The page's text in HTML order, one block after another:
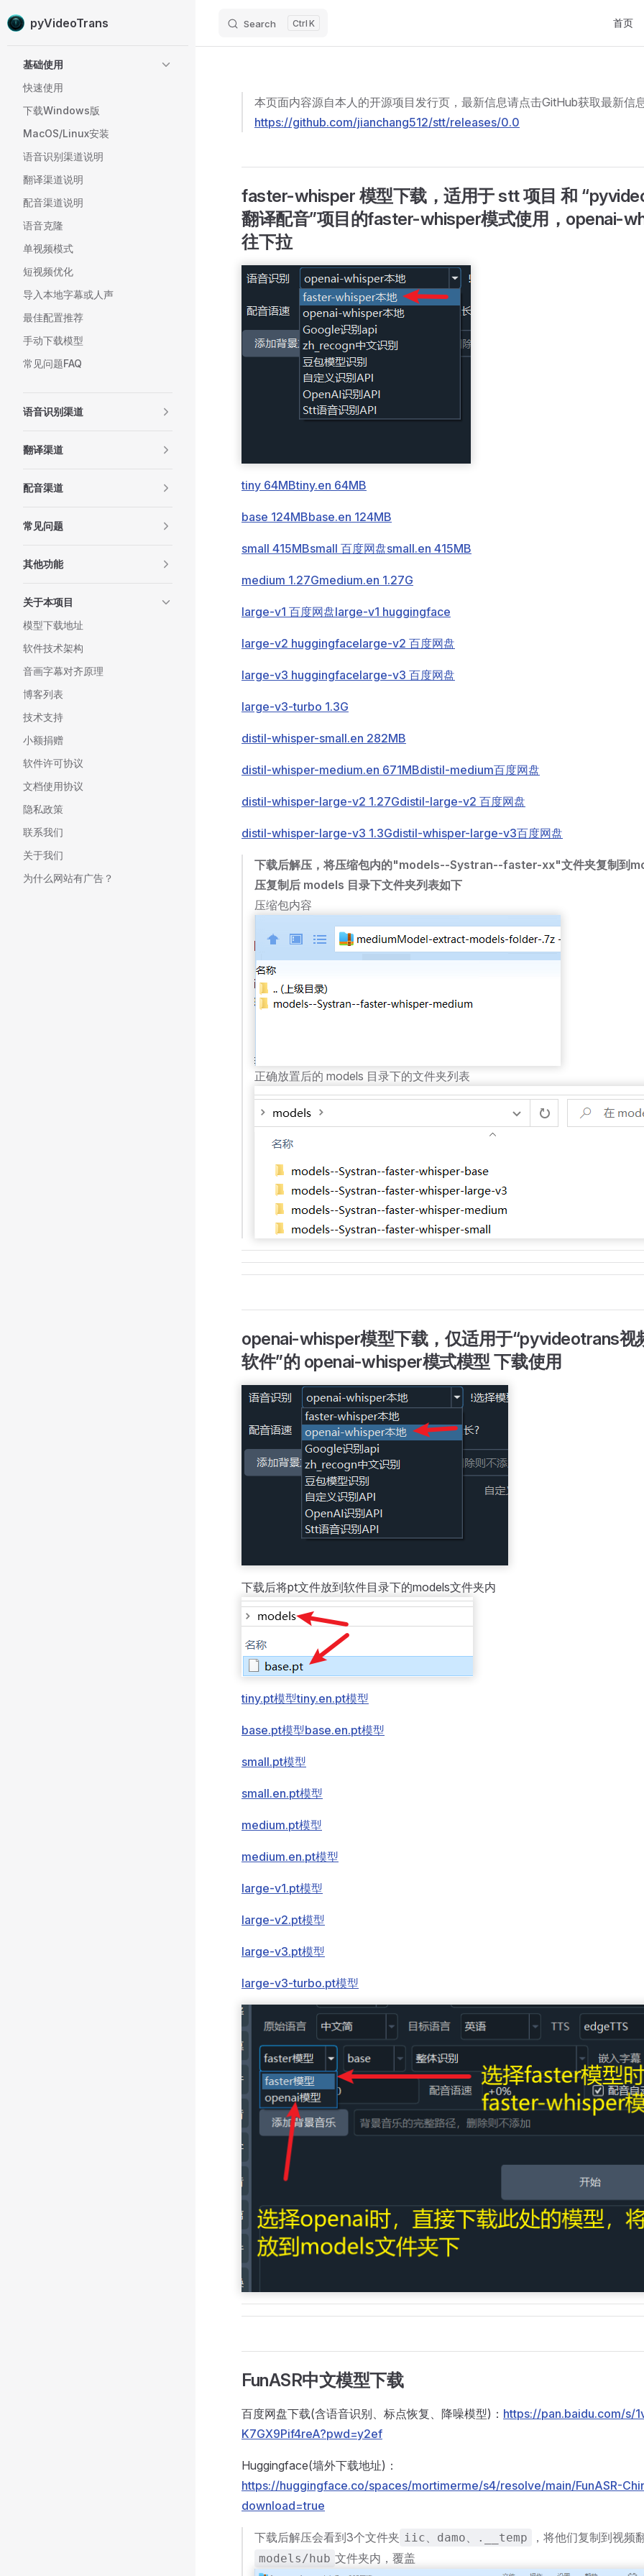
Skip to content
pyVideoTrans Search K 首页
基础使用
快速使用
下载Windows版
MacOS/Linux安装
语音识别渠道说明
翻译渠道说明
配音渠道说明
语音克隆
单视频模式
短视频优化
导入本地字幕或人声
最佳配置推荐
手动下载模型
常见问题FAQ
语音识别渠道
翻译渠道
配音渠道
常见问题
其他功能
关于本项目
模型下载地址
软件技术架构
音画字幕对齐原理
博客列表
技术支持
小额捐赠
软件许可协议
文档使用协议
隐私政策
联系我们
关于我们
为什么网站有广告？
本页面内容源自本人的开源项目发行页，最新信息请点击GitHub获取最新信
https://github.com/jianchang512/stt/releases/0.0
faster-whisper 模型下载，适用于 stt 项目 和
翻译配音”项目的faster-whisper模式使用，openai-
往下拉
tiny 64MBtiny.en 64MB
base 124MBbase.en 124MB
small 415MBsmall 百度网盘small.en 415MB
medium 1.27Gmedium.en 1.27G
large-v1 百度网盘large-v1 huggingface
large-v2 huggingfacelarge-v2 百度网盘
large-v3 huggingfacelarge-v3 百度网盘
large-v3-turbo 1.3G
distil-whisper-small.en 282MB
distil-whisper-medium.en 671MBdistil-medium百度网盘
distil-whisper-large-v2 1.27Gdistil-large-v2 百度网盘
distil-whisper-large-v3 1.3Gdistil-whisper-large-v3百度网盘
下载后解压，将压缩包内的"models--Systran--faster-xx"文件夹复制到
压复制后 models 目录下文件夹列表如下
压缩包内容
正确放置后的 models 目录下的文件夹列表
openai-whisper模型下载，仅适用于“pyvideotrans视
软件”的 openai-whisper模式模型 下载使用
下载后将pt文件放到软件目录下的models文件夹内
tiny.pt模型tiny.en.pt模型
base.pt模型base.en.pt模型
small.pt模型
small.en.pt模型
medium.pt模型
medium.en.pt模型
large-v1.pt模型
large-v2.pt模型
large-v3.pt模型
large-v3-turbo.pt模型
FunASR中文模型下载
百度网盘下载(含语音识别、标点恢复、降噪模型)： https://pan.baidu.com/s/
K7GX9Pif4reA?pwd=y2ef
Huggingface(墙外下载地址)：
https://huggingface.co/spaces/mortimerme/s4/resolve/main/FunASR-
download=true
下载后解压会看到3个文件夹 iic、damo、.__temp ，将他们复制到视频
models/hub 文件夹内，覆盖